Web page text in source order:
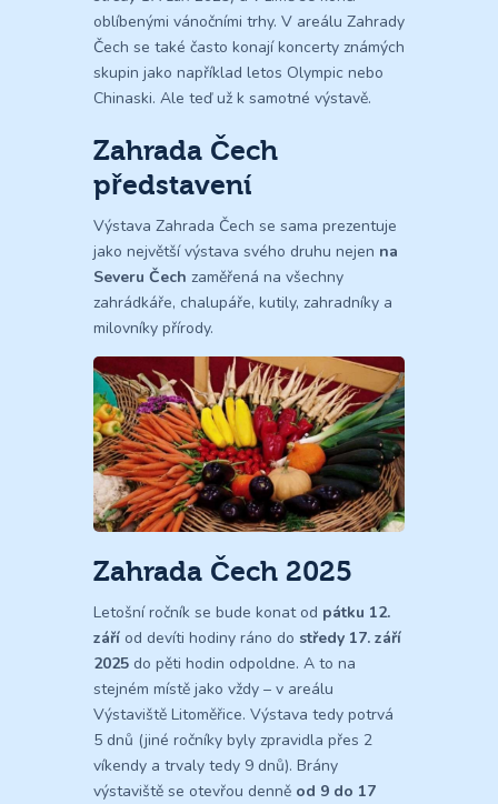
oblíbenými vánočními trhy. V areálu Zahrady
Čech se také často konají koncerty známých
skupin jako například letos Olympic nebo
Chinaski. Ale teď už k samotné výstavě.
Zahrada Čech
představení
Výstava Zahrada Čech se sama prezentuje
jako největší výstava svého druhu nejen na
Severu Čech zaměřená na všechny
zahrádkáře, chalupáře, kutily, zahradníky a
milovníky přírody.
Zahrada Čech 2025
Letošní ročník se bude konat od pátku 12.
září od devíti hodiny ráno do středy 17. září
2025 do pěti hodin odpoldne. A to na
stejném místě jako vždy – v areálu
Výstaviště Litoměřice. Výstava tedy potrvá
5 dnů (jiné ročníky byly zpravidla přes 2
víkendy a trvaly tedy 9 dnů). Brány
výstaviště se otevřou denně od 9 do 17